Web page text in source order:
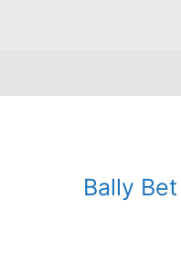
Bally